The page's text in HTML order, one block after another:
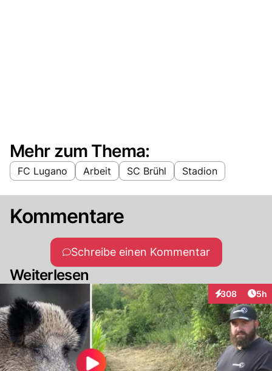
Mehr zum Thema:
FC Lugano Arbeit SC Brühl Stadion
Kommentare
Schreibe einen Kommentar
Weiterlesen
308
Interaktionen
5h